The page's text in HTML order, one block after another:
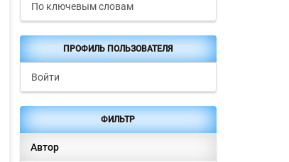
По ключевым словам
ПРОФИЛЬ ПОЛЬЗОВАТЕЛЯ
Войти
ФИЛЬТР
Автор